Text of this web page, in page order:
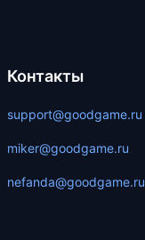
Контакты
support@goodgame.ru
miker@goodgame.ru
nefanda@goodgame.ru